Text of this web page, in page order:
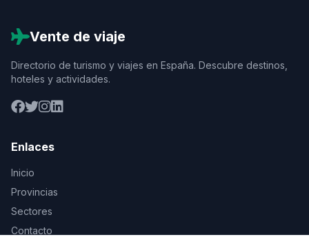
Vente de viaje
Directorio de turismo y viajes en España. Descubre destinos,
hoteles y actividades.
Enlaces
Inicio
Provincias
Sectores
Contacto